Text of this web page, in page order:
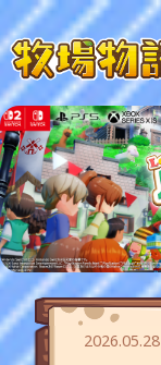
2026.05.28